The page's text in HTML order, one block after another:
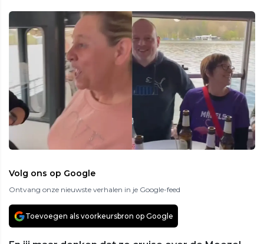
Volg ons op Google
Ontvang onze nieuwste verhalen in je Google-feed
Toevoegen als voorkeursbron op Google